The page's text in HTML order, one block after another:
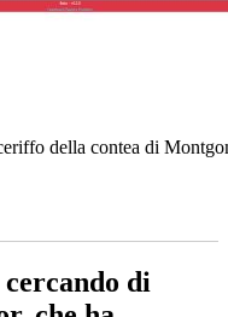
della contea di
di